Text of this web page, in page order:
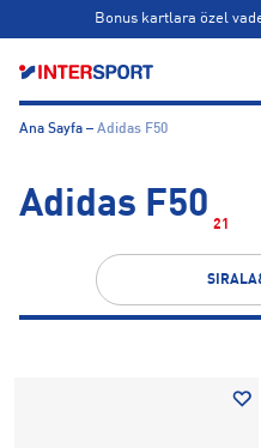
Bonus kartlara özel
Ana Sayfa Adidas F50
Adidas F50 21